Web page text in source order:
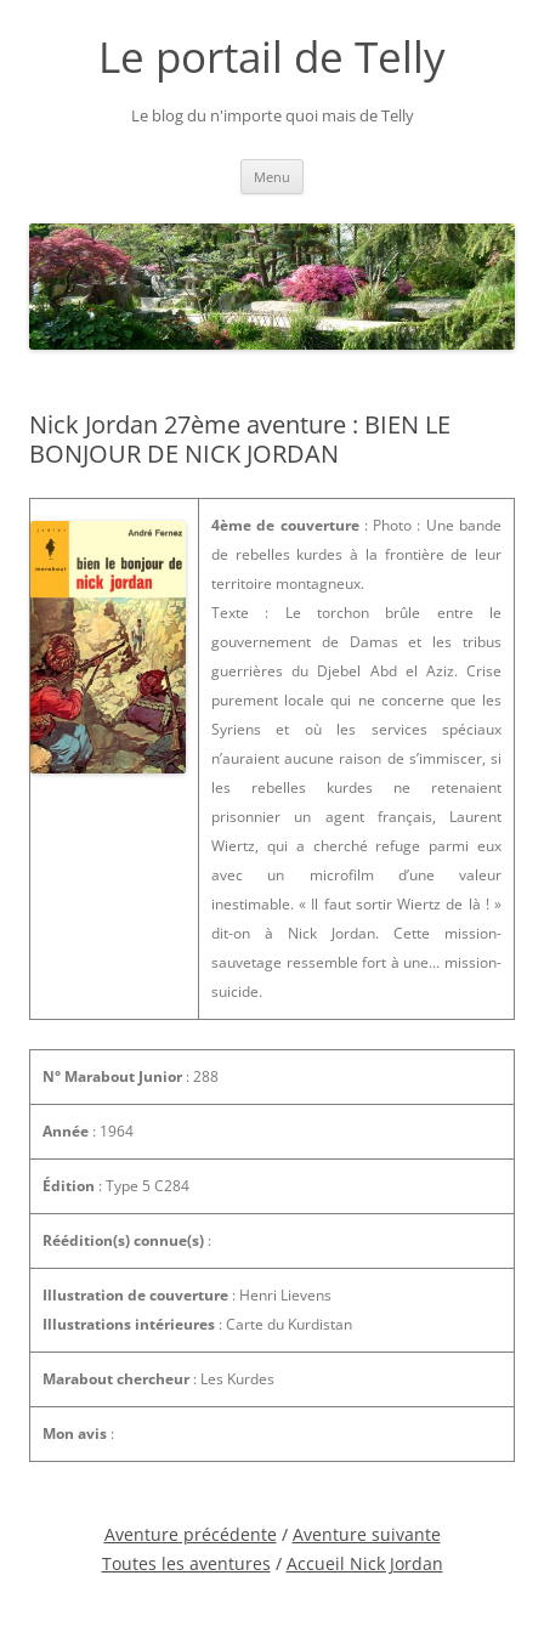
Le portail de Telly
Le blog du n'importe quoi mais de Telly
Menu
Nick Jordan 27ème aventure : BIEN LE
BONJOUR DE NICK JORDAN
4ème de couverture: Photo : Une bande
de rebelles kurdes à la frontière de leur
territoire montagneux.
Texte : Le torchon brûle entre le
gouvernement de Damas et les tribus
guerrières du Djebel Abd el Aziz. Crise
purement locale qui ne concerne que les
Syriens et où les services spéciaux
n’auraient aucune raison de s’immiscer, si
les rebelles kurdes ne retenaient
prisonnier un agent français, Laurent
Wiertz, qui a cherché refuge parmi eux
avec un microfilm d’une valeur
inestimable. « Il faut sortir Wiertz de là ! »
dit-on à Nick Jordan. Cette mission-
sauvetage ressemble fort à une… mission-
suicide.
N° Marabout Junior : 288
Année : 1964
Édition : Type 5 C284
Réédition(s) connue(s) :
Illustration de couverture : Henri Lievens
Illustrations intérieures : Carte du Kurdistan
Marabout chercheur : Les Kurdes
Mon avis :
Aventure précédente / Aventure suivante
Toutes les aventures / Accueil Nick Jordan